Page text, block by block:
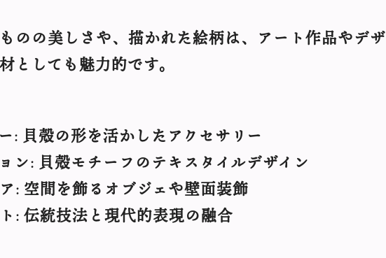
のの美しさや、描かれた絵柄は、アート作品やデザ
としても魅力的です。
: 貝殻の形を活かしたアクセサリー
ン: 貝殻モチーフのテキスタイルデザイン
: 空間を飾るオブジェや壁面装飾
: 伝統技法と現代的表現の融合